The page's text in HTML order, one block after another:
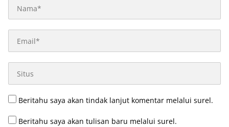
Beritahu saya akan tindak lanjut komentar melalui surel.
Beritahu saya akan tulisan baru melalui surel.